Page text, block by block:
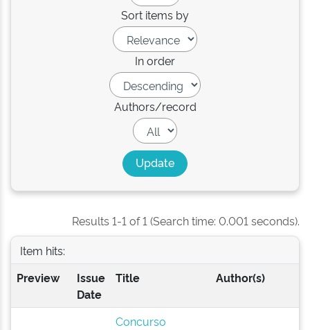
Sort items by
In order
Authors/record
Results 1-1 of 1 (Search time: 0.001 seconds).
Item hits:
Preview
Issue
Date
Title Author(s)
Concurso